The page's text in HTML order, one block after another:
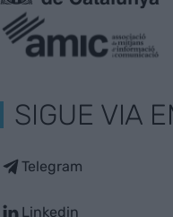
SIGUE VIA
Telegram
Linkedin